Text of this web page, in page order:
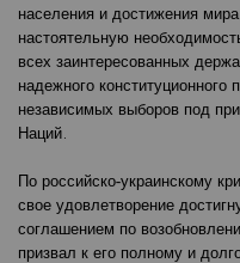
населения и достижения
настоятельную
всех заинтересованных
надежного
независимых выборов под
Наций.
По российско-украинскому
свое удовлетворение
соглашением по
призвал к его полному и